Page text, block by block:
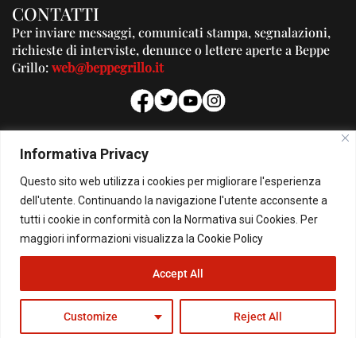
Informativa Privacy
Questo sito web utilizza i cookies per migliorare l'esperienza
dell'utente. Continuando la navigazione l'utente acconsente a
tutti i cookie in conformità con la Normativa sui Cookies. Per
maggiori informazioni visualizza la Cookie Policy
Customize Reject All
Accept All
CONTATTI
Per inviare messaggi, comunicati stampa, segnalazioni,
richieste di interviste, denunce o lettere aperte a Beppe
Grillo:web@beppegrillo.it
PUBBLICITA'
Per la tua pubblicità su questo Blog:
pubblicita@beppegrillo.it
HOMEPAGE COOKIE POLICY PRIVACY POLICY CONTATTI
© Copyright 2026 - Il Blog di Beppe Grillo. All Rights Reserved - Powered by
happygrafic.com